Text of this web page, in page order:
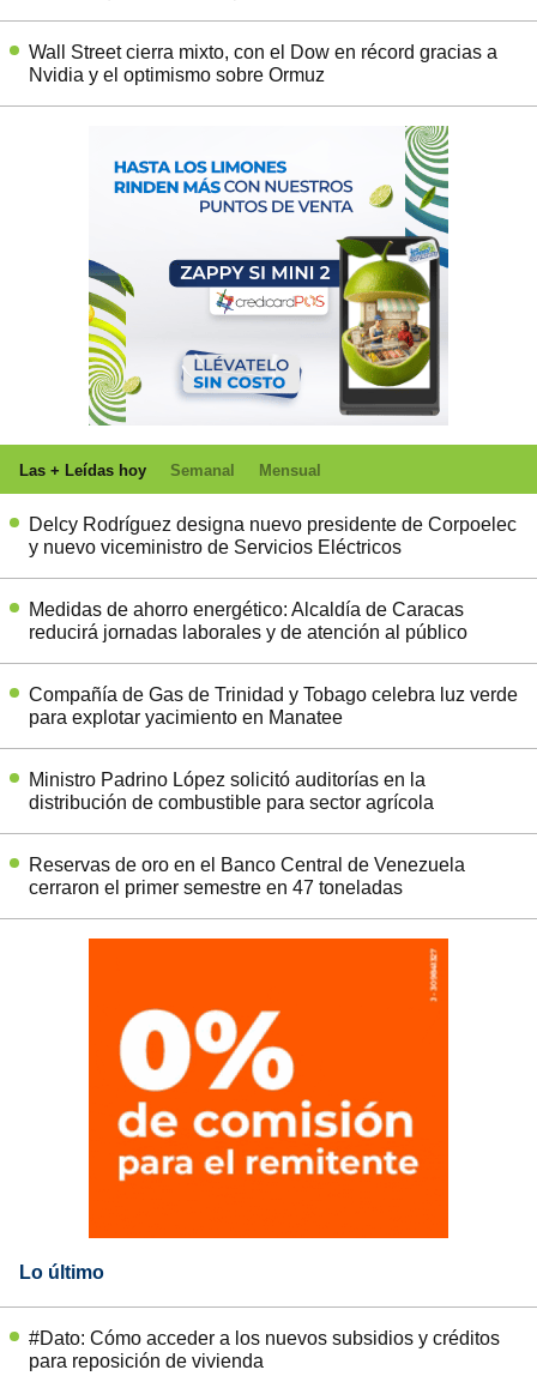
Wall Street cierra mixto, con el Dow en récord gracias a
Nvidia y el optimismo sobre Ormuz
Las + Leídas hoy Semanal Mensual
Delcy Rodríguez designa nuevo presidente de Corpoelec
y nuevo viceministro de Servicios Eléctricos
Medidas de ahorro energético: Alcaldía de Caracas
reducirá jornadas laborales y de atención al público
Compañía de Gas de Trinidad y Tobago celebra luz verde
para explotar yacimiento en Manatee
Ministro Padrino López solicitó auditorías en la
distribución de combustible para sector agrícola
Reservas de oro en el Banco Central de Venezuela
cerraron el primer semestre en 47 toneladas
Lo último
#Dato: Cómo acceder a los nuevos subsidios y créditos
para reposición de vivienda